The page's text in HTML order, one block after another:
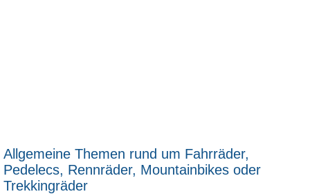
Allgemeine Themen rund um Fahrräder,
Pedelecs, Rennräder, Mountainbikes oder
Trekkingräder